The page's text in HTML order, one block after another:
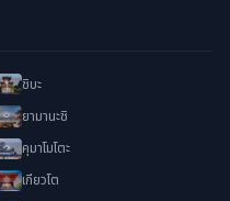
ชิบะ
ยามานะชิ
คุมาโมโตะ
เกียวโต